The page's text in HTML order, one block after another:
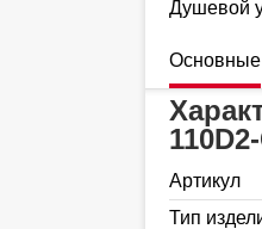
Душевой
Основные
Артикул
Тип